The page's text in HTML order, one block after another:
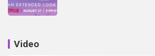
Video